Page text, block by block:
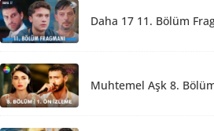
Daha 17 11. Bölüm
Muhtemel Aşk 8.